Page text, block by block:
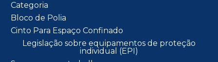
Categoria
Bloco de Polia
Cinto Para Espaço Confinado
Legislação sobre equipamentos de proteção
individual (EPI)